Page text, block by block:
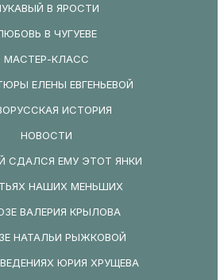
В ЯРОСТИ
В ЧУГУЕВЕ
МАСТЕР-КЛАСС
ЕЛЕНЫ ЕВГЕНЬЕВОЙ
ИСТОРИЯ
НОВОСТИ
СДАЛСЯ ЕМУ ЭТОТ ЯНКИ
НАШИХ МЕНЬШИХ
ВАЛЕРИЯ КРЫЛОВА
НАТАЛЬИ РЫЖКОВОЙ
ЮРИЯ ХРУЩЕВА